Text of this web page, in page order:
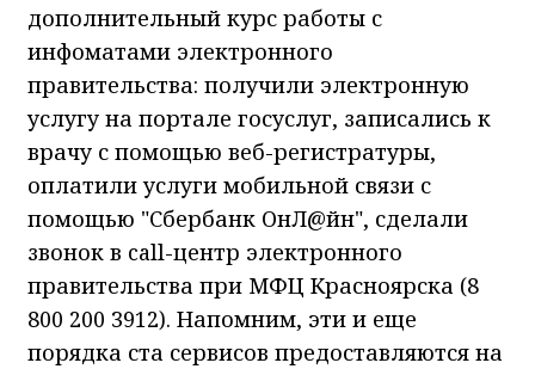
дополнительный курс работы с
инфоматами электронного
правительства: получили электронную
услугу на портале госуслуг, записались к
врачу с помощью веб-регистратуры,
оплатили услуги мобильной связи с
помощью "Сбербанк ОнЛ@йн", сделали
звонок в call-центр электронного
правительства при МФЦ Красноярска (8
800 200 3912). Напомним, эти и еще
порядка ста сервисов предоставляются на